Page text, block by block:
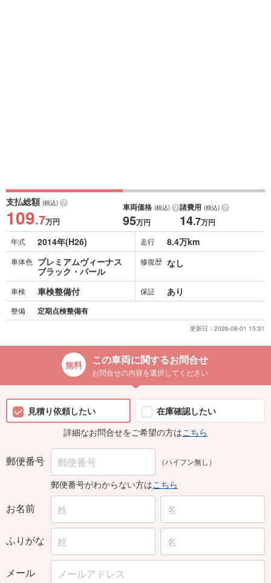
支払総額 (税込)
109.7万円
車両価格 (税込)
95万円
諸費用 (税込)
14.7万円
年式 2014年(H26) 走行 8.4万km
車体色 プレミアムヴィーナス
ブラック・パール
修復歴 なし
車検 車検整備付 保証 あり
整備 定期点検整備有
更新日： 2026-08-01 15:31
この車両に関するお問合せ
お問合せの内容を選択してください
見積り依頼したい
在庫確認したい
詳細なお問合せをご希望の方はこちら
郵便番号 （ハイフン無し）
郵便番号がわからない方はこちら
お名前
ふりがな
メール